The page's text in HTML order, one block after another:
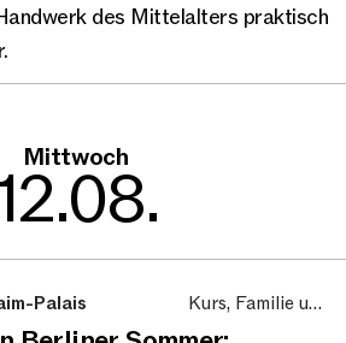
des Mittelalters praktisch
Mittwoch
Palais
Kurs, Familie und